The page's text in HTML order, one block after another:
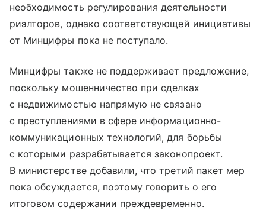
необходимость регулирования деятельности
риэлторов, однако соответствующей инициативы
от Минцифры пока не поступало.
Минцифры также не поддерживает предложение,
поскольку мошенничество при сделках
с недвижимостью напрямую не связано
с преступлениями в сфере информационно-
коммуникационных технологий, для борьбы
с которыми разрабатывается законопроект.
В министерстве добавили, что третий пакет мер
пока обсуждается, поэтому говорить о его
итоговом содержании преждевременно.